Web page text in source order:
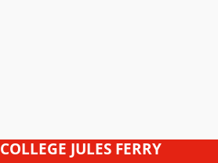
COLLEGE JULES FERRY